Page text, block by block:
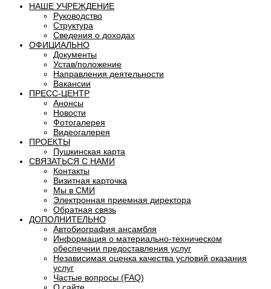
НАШЕ УЧРЕЖДЕНИЕ
Руководство
Структура
Сведения о доходах
ОФИЦИАЛЬНО
Документы
Устав/положение
Направления деятельности
Вакансии
ПРЕСС-ЦЕНТР
Анонсы
Новости
Фотогалерея
Видеогалерея
ПРОЕКТЫ
Пушкинская карта
СВЯЗАТЬСЯ С НАМИ
Контакты
Визитная карточка
Мы в СМИ
Электронная приемная директора
Обратная связь
ДОПОЛНИТЕЛЬНО
Автобиография ансамбля
Информация о материально-техническом
обеспечнии предоставления услуг
Независимая оценка качества условий оказания
услуг
Частые вопросы (FAQ)
О сайте